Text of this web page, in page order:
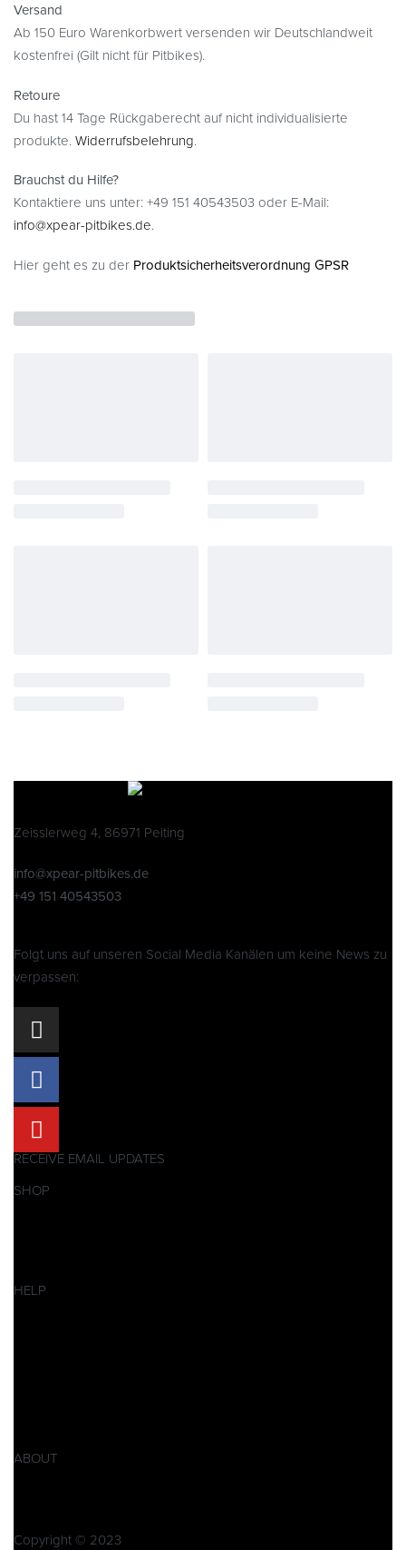
Versand
Ab 150 Euro Warenkorbwert versenden wir Deutschlandweit
kostenfrei (Gilt nicht für Pitbikes).
Retoure
Du hast 14 Tage Rückgaberecht auf nicht individualisierte
produkte. Widerrufsbelehrung.
Brauchst du Hilfe?
Kontaktiere uns unter: +49 151 40543503 oder E-Mail:
info@xpear-pitbikes.de.
Hier geht es zu der Produktsicherheitsverordnung GPSR
Zeisslerweg 4, 86971 Peiting
info@xpear-pitbikes.de
+49 151 40543503
Folgt uns auf unseren Social Media Kanälen um keine News zu
verpassen:
RECEIVE EMAIL UPDATES
SHOP
HELP
ABOUT
Copyright © 2023